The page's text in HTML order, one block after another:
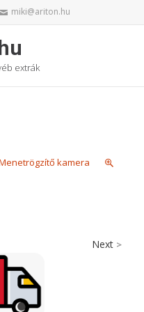
miki@ariton.hu
extrák
kamera
Next >